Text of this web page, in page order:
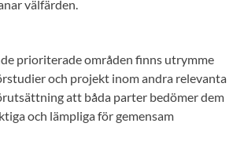
välfärden.
prioriterade områden finns utrymme
och projekt inom andra relevanta
att båda parter bedömer dem
och lämpliga för gemensam